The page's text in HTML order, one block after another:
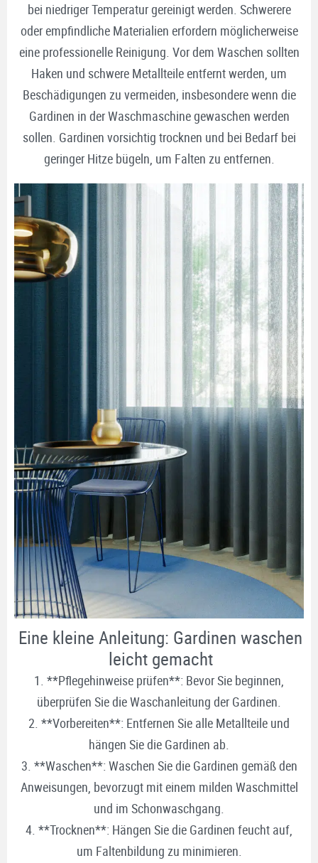
bei niedriger Temperatur gereinigt werden. Schwerere
oder empfindliche Materialien erfordern möglicherweise
eine professionelle Reinigung. Vor dem Waschen sollten
Haken und schwere Metallteile entfernt werden, um
Beschädigungen zu vermeiden, insbesondere wenn die
Gardinen in der Waschmaschine gewaschen werden
sollen. Gardinen vorsichtig trocknen und bei Bedarf bei
geringer Hitze bügeln, um Falten zu entfernen.
Eine kleine Anleitung: Gardinen waschen
leicht gemacht
1. **Pflegehinweise prüfen**: Bevor Sie beginnen,
überprüfen Sie die Waschanleitung der Gardinen.
2. **Vorbereiten**: Entfernen Sie alle Metallteile und
hängen Sie die Gardinen ab.
3. **Waschen**: Waschen Sie die Gardinen gemäß den
Anweisungen, bevorzugt mit einem milden Waschmittel
und im Schonwaschgang.
4. **Trocknen**: Hängen Sie die Gardinen feucht auf,
um Faltenbildung zu minimieren.